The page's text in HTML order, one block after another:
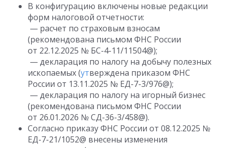
В конфигурацию включены новые редакции
форм налоговой отчетности:
— расчет по страховым взносам
(рекомендована письмом ФНС России
от 22.12.2025 № БС-4-11/11504@);
— декларация по налогу на добычу полезных
ископаемых (утверждена приказом ФНС
России от 13.11.2025 № ЕД-7-3/976@);
— декларация по налогу на игорный бизнес
(рекомендована письмом ФНС России
от 26.01.2026 № СД-36-3/458@).
Согласно приказу ФНС России от 08.12.2025 №
ЕД-7-21/1052@ внесены изменения